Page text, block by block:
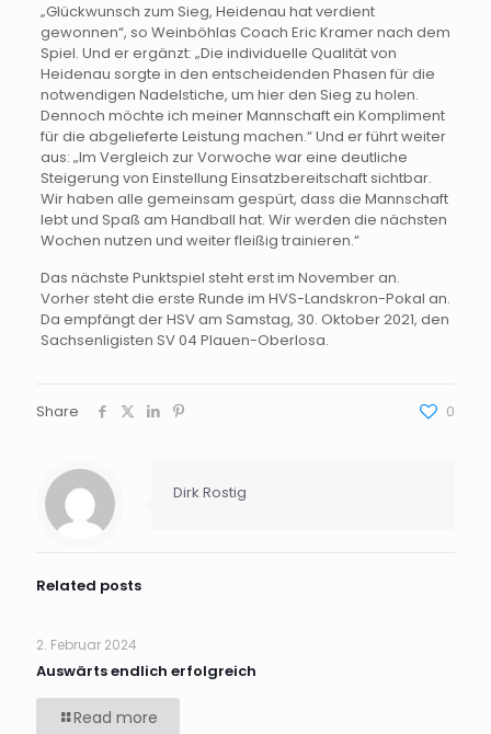
„Glückwunsch zum Sieg, Heidenau hat verdient
gewonnen“, so Weinböhlas Coach Eric Kramer nach dem
Spiel. Und er ergänzt: „Die individuelle Qualität von
Heidenau sorgte in den entscheidenden Phasen für die
notwendigen Nadelstiche, um hier den Sieg zu holen.
Dennoch möchte ich meiner Mannschaft ein Kompliment
für die abgelieferte Leistung machen.“ Und er führt weiter
aus: „Im Vergleich zur Vorwoche war eine deutliche
Steigerung von Einstellung Einsatzbereitschaft sichtbar.
Wir haben alle gemeinsam gespürt, dass die Mannschaft
lebt und Spaß am Handball hat. Wir werden die nächsten
Wochen nutzen und weiter fleißig trainieren.“
Das nächste Punktspiel steht erst im November an.
Vorher steht die erste Runde im HVS-Landskron-Pokal an.
Da empfängt der HSV am Samstag, 30. Oktober 2021, den
Sachsenligisten SV 04 Plauen-Oberlosa.
Share 0
Dirk Rostig
Related posts
2. Februar 2024
Auswärts endlich erfolgreich
Read more